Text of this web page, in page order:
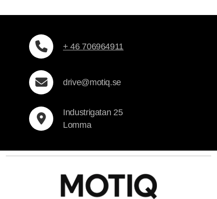
+ 46 706964911
drive@motiq.se
Industrigatan 25
Lomma